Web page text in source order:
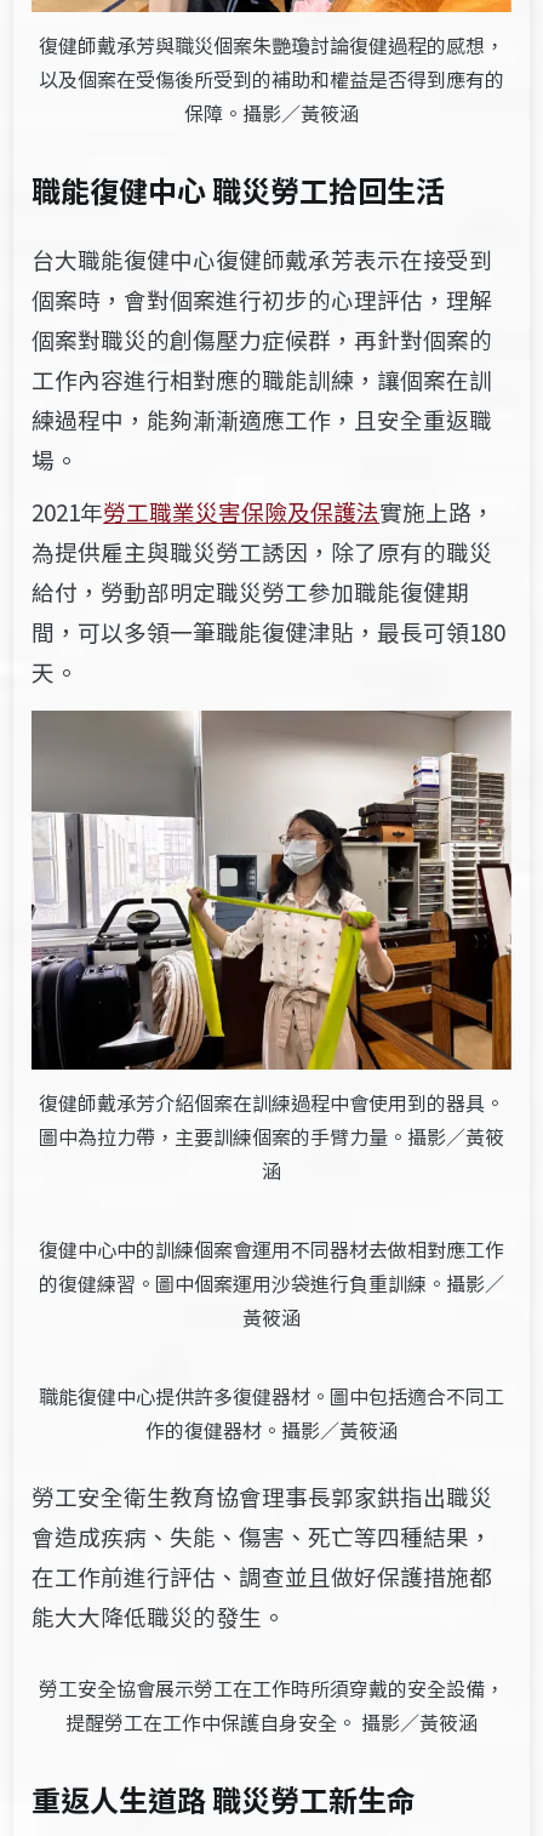
復健師戴承芳與職災個案朱艷瓊討論復健過程的感想，
以及個案在受傷後所受到的補助和權益是否得到應有的
保障。攝影／黃筱涵
職能復健中心 職災勞工拾回生活
台大職能復健中心復健師戴承芳表示在接受到
個案時 ，會對個案進行初步的心理評估，理解
個案對職災的創傷壓力症候群，再針對個案的
工作內容進行相對應的職能訓練，讓個案在訓
練過程中，能夠漸漸適應工作，且安全重返職
場。
2021年勞工職業災害保險及保護法實施上路，
為提供雇主與職災勞工誘因，除了原有的職災
給付， 勞動部明定職災勞工參加職能復健期
間，可以多領一筆職能復健津貼，最長可領180
天 。
復健師戴承芳介紹個案在訓練過程中會使用到的器具。
圖中為拉力帶，主要訓練個案的手臂力量。攝影／黃筱
涵
復健中心中的訓練個案會運用不同器材去做相對應工作
的復健練習。圖中個案運用沙袋進行負重訓練。攝影／
黃筱涵
職能復健中心提供許多復健器材。圖中包括適合不同工
作的復健器材。攝影／黃筱涵
勞工安全衛生教育協會理事長郭家鉷指出職災
會造成疾病、失能、傷害、死亡等四種結果，
在工作前進行評估、調查並且做好保護措施都
能大大降低職災的發生 。
勞工安全協會展示勞工在工作時所須穿戴的安全設備，
提醒勞工在工作中保護自身安全。 攝影／黃筱涵
重返人生道路 職災勞工新生命